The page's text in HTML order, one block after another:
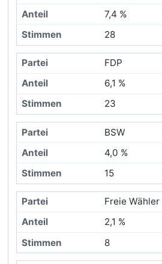
7,4 %
28
FDP
6,1 %
23
BSW
4,0 %
15
Freie Wähler
2,1 %
8